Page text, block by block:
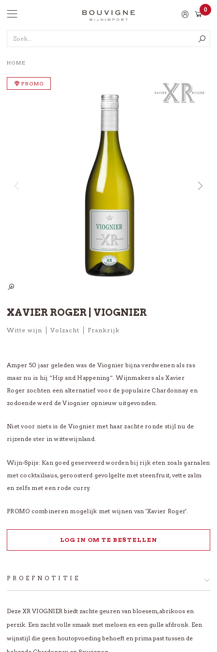
naar
navigatie
HOME
PROMO
XAVIER ROGER | VIOGNIER
Witte wijn Volzacht Frankrijk
Amper 50 jaar geleden was de Viognier bijna verdwenen als ras
maar nu is hij “Hip and Happening”. Wijnmakers als Xavier
Roger zochten een alternatief voor de populaire Chardonnay en
zodoende werd de Viognier opnieuw uitgevonden.
Niet voor niets is de Viognier met haar zachte ronde stijl nu de
rijzende ster in wittewijnland.
Wijn-Spijs: Kan goed geserveerd worden bij rijk eten zoals garnalen
met cocktailsaus, geroosterd gevolgelte met steenfruit, vette zalm
en zelfs met een rode curry.
PROMO combineren mogelijk met wijnen van 'Xavier Roger'.
LOG IN OM TE BESTELLEN
PROEFNOTITIE
Deze XR VIOGNIER biedt zachte geuren van bloesem, abrikoos en
perzik. Een zacht volle smaak met meloen en een gulle afdronk. Een
wijnstijl die geen houtopvoeding behoeft en prima past tussen de
BOUVIGNE
WIJNIMPORT
0
Zoek...